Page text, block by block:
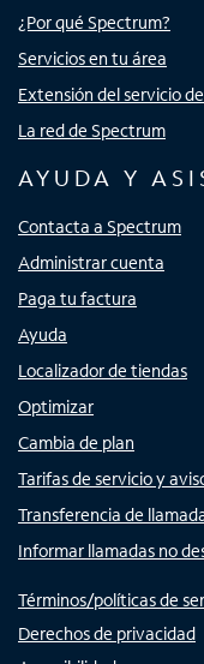
¿Por qué Spectrum?
Servicios en tu área
Extensión del servicio
La red de Spectrum
AYUDA Y
Contacta a Spectrum
Administrar cuenta
Paga tu factura
Ayuda
Localizador de tiendas
Optimizar
Cambia de plan
Tarifas de servicio y
Transferencia de
Informar llamadas no
Términos/políticas de
Derechos de privacidad